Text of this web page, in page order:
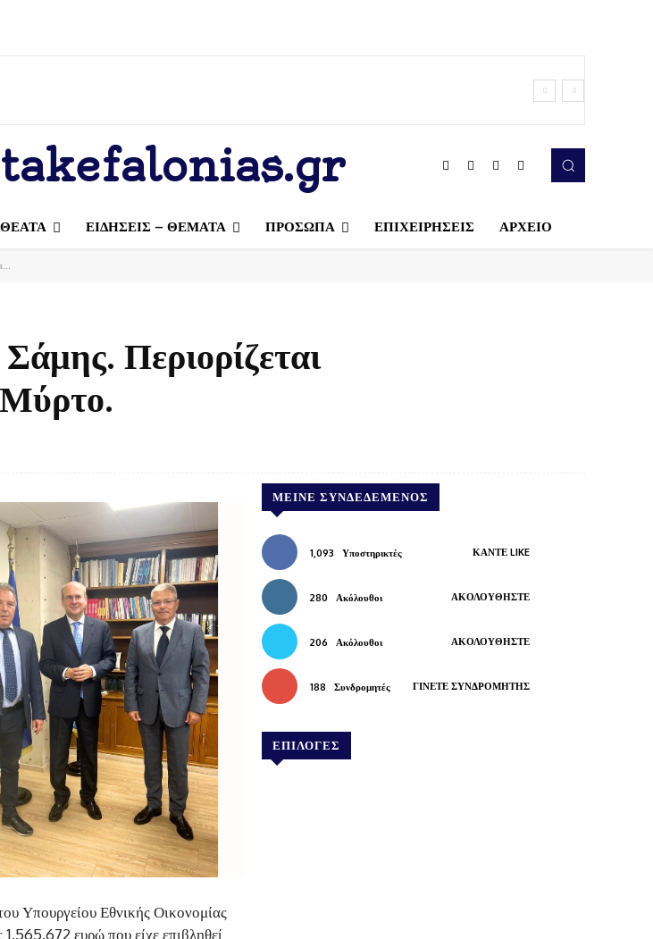
ΕΙΔΗΣΕΙΣ – ΘΕΜΑΤΑ ΠΡΟΣΩΠΑ ΕΠΙΧΕΙΡΗΣΕΙΣ ΑΡΧΕΙΟ
Περιορίζεται
Υπουργείου Εθνικής Οικονομίας
ευρώ που είχε επιβληθεί
ΜΕΊΝΕ ΣΥΝΔΕΔΕΜΈΝΟΣ
1,093 Υποστηρικτές ΚΆΝΤΕ LIKE
280 Ακόλουθοι ΑΚΟΛΟΥΘΉΣΤΕ
206 Ακόλουθοι ΑΚΟΛΟΥΘΉΣΤΕ
188 Συνδρομητές ΓΊΝΕΤΕ ΣΥΝΔΡΟΜΗΤΉΣ
ΕΠΙΛΟΓΕΣ